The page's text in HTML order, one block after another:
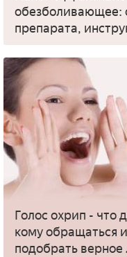
обезболивающее:
препарата,
применять
Голос охрип - что
кому обращаться
подобрать верное